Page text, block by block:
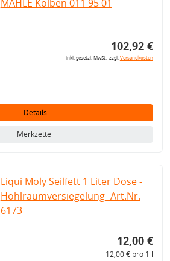
MAHLE Kolben 011 95 01
102,92 €
inkl. gesetzl. MwSt., zzgl.Versandkosten
Details
Merkzettel
Liqui Moly Seilfett 1 Liter Dose -
Hohlraumversiegelung -Art.Nr.
6173
12,00 €
12,00 € pro 1 l